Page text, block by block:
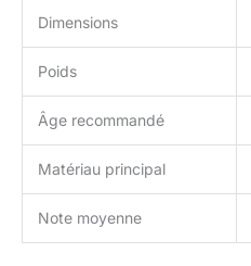
Dimensions
Poids
Âge recommandé
Matériau principal
Note moyenne